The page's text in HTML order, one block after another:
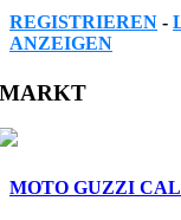
REGISTRIEREN -
ANZEIGEN
Facebook
Twitter
Reddit
LinkedIn
WhatsApp
Tumblr
Pinterest
Vk
Xing
Email
MARKT
MOTO GUZZI